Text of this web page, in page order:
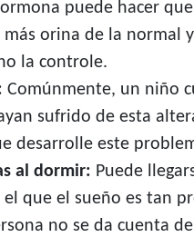
puede hacer
más orina de la normal
la controle.
Comúnmente, un niño
sufrido de esta
desarrolle este
al dormir: Puede
que el sueño es tan
no se da cuenta